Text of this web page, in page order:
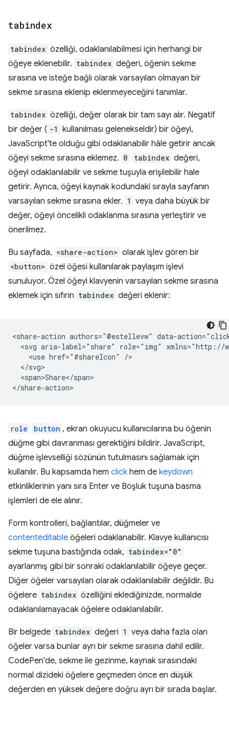
tabindex
tabindex özelliği, odaklanılabilmesi için herhangi bir
öğeye eklenebilir. tabindex değeri, öğenin sekme
sırasına ve isteğe bağlı olarak varsayılan olmayan bir
sekme sırasına eklenip eklenmeyeceğini tanımlar.
tabindex özelliği, değer olarak bir tam sayı alır. Negatif
bir değer ( -1 kullanılması gelenekseldir) bir öğeyi,
JavaScript'te olduğu gibi odaklanabilir hâle getirir ancak
öğeyi sekme sırasına eklemez. 0 tabindex değeri,
öğeyi odaklanılabilir ve sekme tuşuyla erişilebilir hale
getirir. Ayrıca, öğeyi kaynak kodundaki sırayla sayfanın
varsayılan sekme sırasına ekler. 1 veya daha büyük bir
değer, öğeyi öncelikli odaklanma sırasına yerleştirir ve
önerilmez.
Bu sayfada, <share-action> olarak işlev gören bir
<button> özel öğesi kullanılarak paylaşım işlevi
sunuluyor. Özel öğeyi klavyenin varsayılan sekme sırasına
eklemek için sıfırın tabindex değeri eklenir:
<share-action authors="@estellevw" data-
<svg aria-label="share" role="img" xmlns="http://
    <use href="#shareIcon" />
  </svg>
  <span>Share</span>
role button , ekran okuyucu kullanıcılarına bu öğenin
düğme gibi davranması gerektiğini bildirir. JavaScript,
düğme işlevselliği sözünün tutulmasını sağlamak için
kullanılır. Bu kapsamda hem click hem de keydown
etkinliklerinin yanı sıra Enter ve Boşluk tuşuna basma
işlemleri de ele alınır.
Form kontrolleri, bağlantılar, düğmeler ve
contenteditable öğeleri odaklanabilir. Klavye kullanıcısı
sekme tuşuna bastığında odak, tabindex="0"
ayarlanmış gibi bir sonraki odaklanılabilir öğeye geçer.
Diğer öğeler varsayılan olarak odaklanılabilir değildir. Bu
öğelere tabindex özelliğini eklediğinizde, normalde
odaklanılamayacak öğelere odaklanılabilir.
Bir belgede tabindex değeri 1 veya daha fazla olan
öğeler varsa bunlar ayrı bir sekme sırasına dahil edilir.
CodePen'de, sekme ile gezinme, kaynak sırasındaki
normal dizideki öğelere geçmeden önce en düşük
değerden en yüksek değere doğru ayrı bir sırada başlar.